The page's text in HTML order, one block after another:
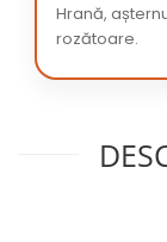
Hrană,
rozătoare.